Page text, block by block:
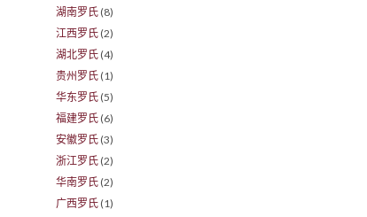
湖南罗氏 (8)
江西罗氏 (2)
湖北罗氏 (4)
贵州罗氏 (1)
华东罗氏 (5)
福建罗氏 (6)
安徽罗氏 (3)
浙江罗氏 (2)
华南罗氏 (2)
广西罗氏 (1)